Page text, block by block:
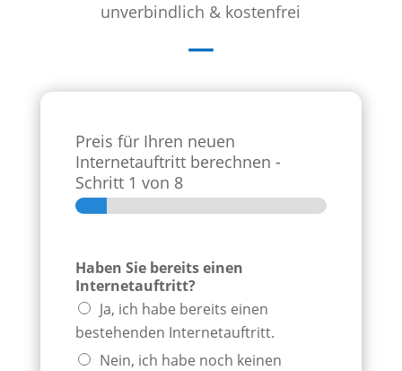
unverbindlich & kostenfrei
—
Preis für Ihren neuen
Internetauftritt berechnen -
Schritt 1 von 8
Haben Sie bereits einen
Internetauftritt?
Ja, ich habe bereits einen
bestehenden Internetauftritt.
Nein, ich habe noch keinen